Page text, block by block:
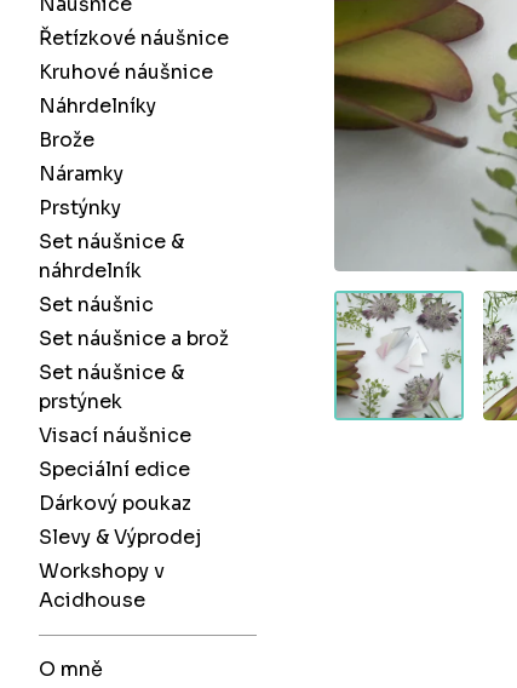
Řetízkové náušnice
Kruhové náušnice
Náhrdelníky
Brože
Náramky
Prstýnky
Set náušnice &
náhrdelník
Set náušnic
Set náušnice a brož
Set náušnice &
prstýnek
Visací náušnice
Speciální edice
Dárkový poukaz
Slevy & Výprodej
Workshopy v
Acidhouse
O mně